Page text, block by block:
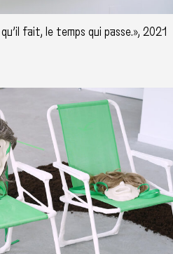
fait, le temps qui passe.», 2021